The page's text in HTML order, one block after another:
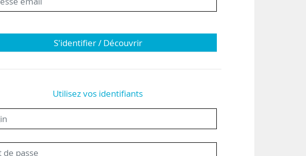
S'identifier / Découvrir
Utilisez vos identifiants